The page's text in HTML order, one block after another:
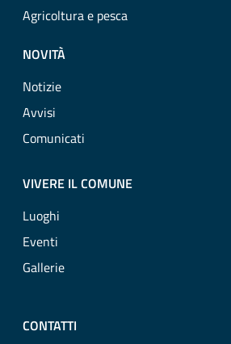
Agricoltura e pesca
NOVITÀ
Notizie
Avvisi
Comunicati
VIVERE IL COMUNE
Luoghi
Eventi
Gallerie
CONTATTI